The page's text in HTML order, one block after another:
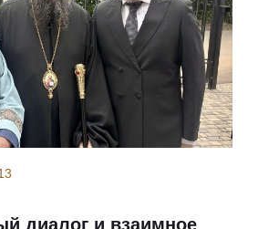
диалог и взаимное